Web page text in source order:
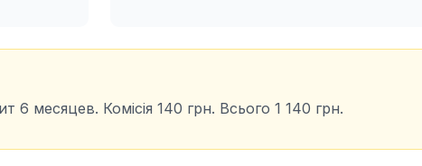
6 месяцев. Комісія 140 грн. Всього 1 140 грн.